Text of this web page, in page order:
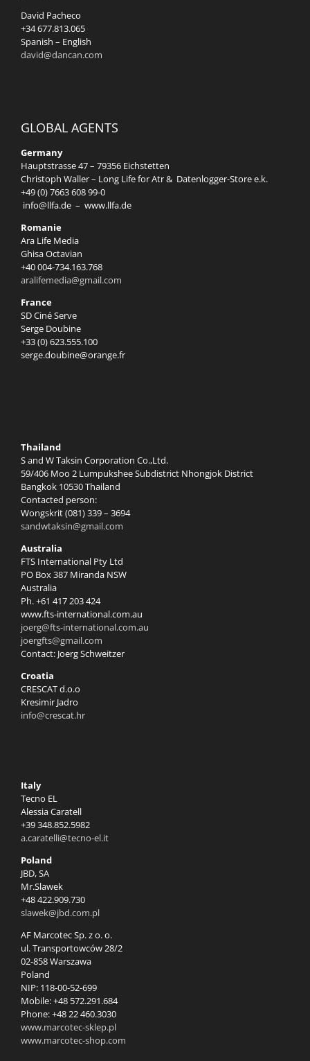
David Pacheco
+34 677.813.065
Spanish – English
david@dancan.com
GLOBAL AGENTS
Germany
Hauptstrasse 47 – 79356 Eichstetten
Christoph Waller – Long Life for Atr & Datenlogger-Store e.k.
+49 (0) 7663 608 99-0
info@llfa.de – www.llfa.de
Romanie
Ara Life Media
Ghisa Octavian
+40 004-734.163.768
aralifemedia@gmail.com
France
SD Ciné Serve
Serge Doubine
+33 (0) 623.555.100
serge.doubine@orange.fr
Thailand
S and W Taksin Corporation Co.,Ltd.
59/406 Moo 2 Lumpukshee Subdistrict Nhongjok District
Bangkok 10530 Thailand
Contacted person:
Wongskrit (081) 339 – 3694
sandwtaksin@gmail.com
Australia
FTS International Pty Ltd
PO Box 387 Miranda NSW
Australia
Ph. +61 417 203 424
www.fts-international.com.au
joerg@fts-international.com.au
joergfts@gmail.com
Contact: Joerg Schweitzer
Croatia
CRESCAT d.o.o
Kresimir Jadro
info@crescat.hr
Italy
Tecno EL
Alessia Caratell
+39 348.852.5982
a.caratelli@tecno-el.it
Poland
JBD, SA
Mr.Slawek
+48 422.909.730
slawek@jbd.com.pl
AF Marcotec Sp. z o. o.
ul. Transportowców 28/2
02-858 Warszawa
Poland
NIP: 118-00-52-699
Mobile: +48 572.291.684
Phone: +48 22 460.3030
www.marcotec-sklep.pl
www.marcotec-shop.com